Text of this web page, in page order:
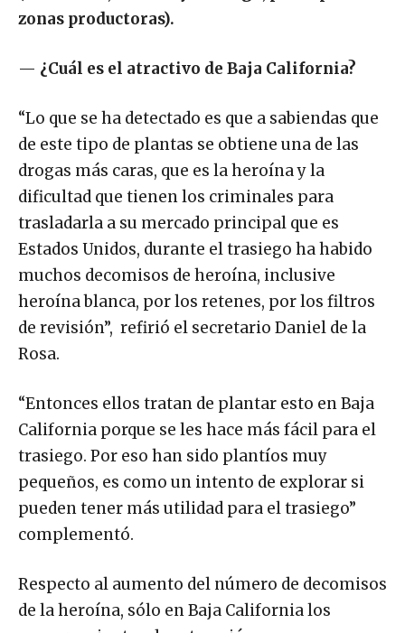
zonas productoras).
— ¿Cuál es el atractivo de Baja California?
“Lo que se ha detectado es que a sabiendas que
de este tipo de plantas se obtiene una de las
drogas más caras, que es la heroína y la
dificultad que tienen los criminales para
trasladarla a su mercado principal que es
Estados Unidos, durante el trasiego ha habido
muchos decomisos de heroína, inclusive
heroína blanca, por los retenes, por los filtros
de revisión”, refirió el secretario Daniel de la
Rosa.
“Entonces ellos tratan de plantar esto en Baja
California porque se les hace más fácil para el
trasiego. Por eso han sido plantíos muy
pequeños, es como un intento de explorar si
pueden tener más utilidad para el trasiego”
complementó.
Respecto al aumento del número de decomisos
de la heroína, sólo en Baja California los